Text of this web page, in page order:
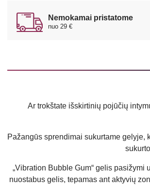
Nemokamai pristatome
nuo 29 €
Ar trokštate išskirtinių pojūčių
Pažangūs sprendimai sukurtame gelyje,
„Vibration Bubble Gum“ gelis
nuostabus gelis, tepamas ant aktyvių